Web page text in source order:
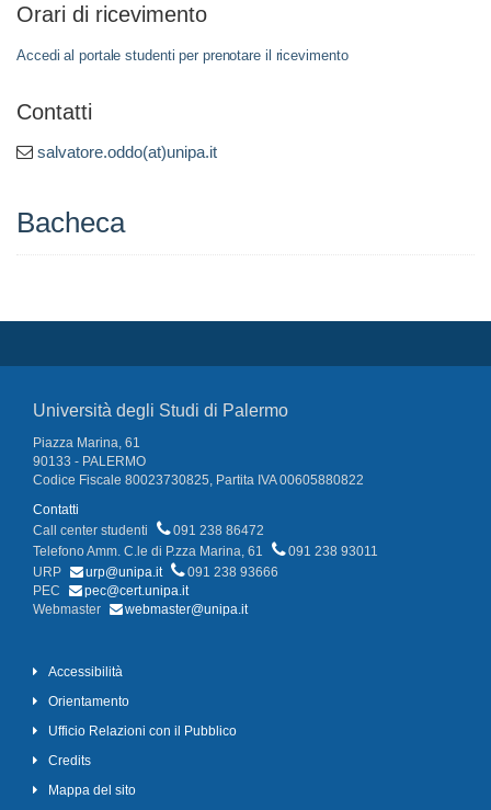
Orari di ricevimento
Accedi al portale studenti per prenotare il ricevimento
Contatti
salvatore.oddo(at)unipa.it
Bacheca
Università degli Studi di Palermo
Piazza Marina, 61
90133 - PALERMO
Codice Fiscale 80023730825, Partita IVA 00605880822
Contatti
Call center studenti
091 238 86472
Telefono Amm. C.le di P.zza Marina, 61
091 238 93011
URP
urp@unipa.it
091 238 93666
PEC
pec@cert.unipa.it
Webmaster
webmaster@unipa.it
Accessibilità
Orientamento
Ufficio Relazioni con il Pubblico
Credits
Mappa del sito